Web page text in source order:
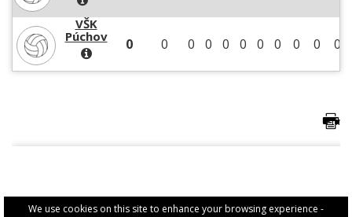
We use cookies on this site to enhance your browsing experience -
VŠK
Púchov
0 0 0 0 0 0 0 0 0 0 0